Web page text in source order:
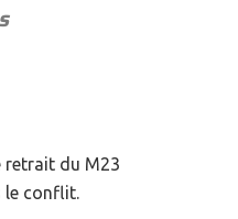
retrait du M23
le conflit.